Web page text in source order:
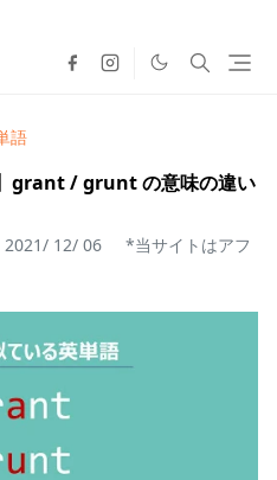
語
】grant / grunt の意味の違い
2021/ 12/ 06
*当サイトはアフ